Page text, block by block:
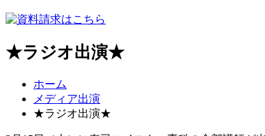
★ラジオ出演★
ホーム
メディア出演
★ラジオ出演★